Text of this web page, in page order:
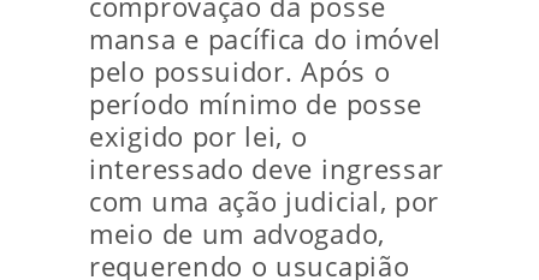
mansa e pacífica do imóvel
pelo possuidor. Após o
período mínimo de posse
exigido por lei, o
interessado deve ingressar
com uma ação judicial, por
meio de um advogado,
requerendo o usucapião